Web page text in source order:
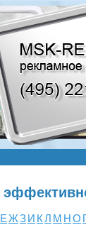
ЕЖЗИ КЛ М НО